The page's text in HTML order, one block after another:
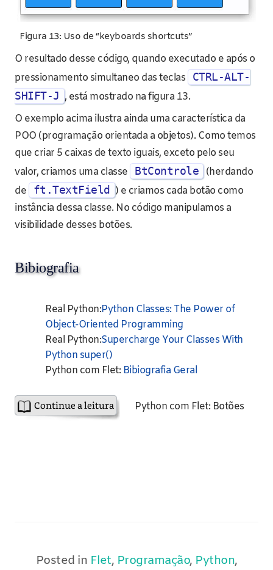
Figura 13: Uso de “keyboards shortcuts”
O resultado desse código, quando executado e após o
pressionamento simultaneo das teclas
CTRL-ALT-
SHIFT-J , está mostrado na figura 13.
O exemplo acima ilustra ainda uma característica da
POO (programação orientada a objetos). Como temos
que criar 5 caixas de texto iguais, exceto pelo seu
valor, criamos uma classe
BtControle
(herdando
de
ft.TextField ) e criamos cada botão como
instância dessa classe. No código manipulamos a
visibilidade desses botões.
Bibiografia
Real Python:Python Classes: The Power of
Object-Oriented Programming
Real Python:Supercharge Your Classes With
Python super()
Python com Flet: Bibiografia Geral
Python com Flet: Botões
Posted in Flet, Programação, Python,